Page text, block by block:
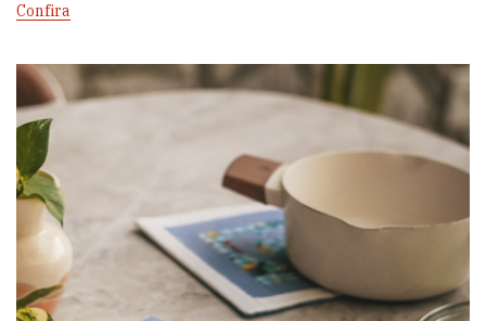
Confira